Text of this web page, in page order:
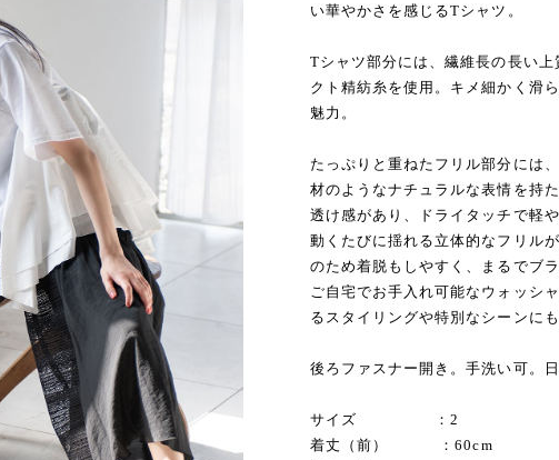
い華やかさを感じるTシャツ。
Tシャツ部分には、繊維長の長い
クト精紡糸を使用。キメ細かく滑
魅力。
たっぷりと重ねたフリル部分には
材のようなナチュラルな表情を持
透け感があり、ドライタッチで軽
動くたびに揺れる立体的なフリル
のため着脱もしやすく、まるでブラ
ご自宅でお手入れ可能なウォッシ
るスタイリングや特別なシーンに
後ろファスナー開き。手洗い可。日
サイズ ：2
着丈（前） ：60cm